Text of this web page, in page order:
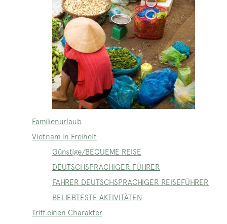
Familienurlaub
Vietnam in Freiheit
Günstige/BEQUEME REISE
DEUTSCHSPRACHIGER FÜHRER
FAHRER DEUTSCHSPRACHIGER REISEFÜHRER
BELIEBTESTE AKTIVITÄTEN
Triff einen Charakter